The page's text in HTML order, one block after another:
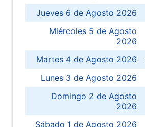
Jueves 6 de Agosto 2026
Miércoles 5 de Agosto
2026
Martes 4 de Agosto 2026
Lunes 3 de Agosto 2026
Domingo 2 de Agosto
2026
Sábado 1 de Agosto 2026